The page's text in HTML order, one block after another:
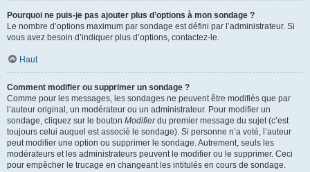
Pourquoi ne puis-je pas ajouter plus d’options à mon sondage ?
Le nombre d’options maximum par sondage est défini par l’administrateur. Si
vous avez besoin d’indiquer plus d’options, contactez-le.
Haut
Comment modifier ou supprimer un sondage ?
Comme pour les messages, les sondages ne peuvent être modifiés que par
l’auteur original, un modérateur ou un administrateur. Pour modifier un
sondage, cliquez sur le bouton Modifierdu premier message du sujet (c’est
toujours celui auquel est associé le sondage). Si personne n’a voté, l’auteur
peut modifier une option ou supprimer le sondage. Autrement, seuls les
modérateurs et les administrateurs peuvent le modifier ou le supprimer. Ceci
pour empêcher le trucage en changeant les intitulés en cours de sondage.